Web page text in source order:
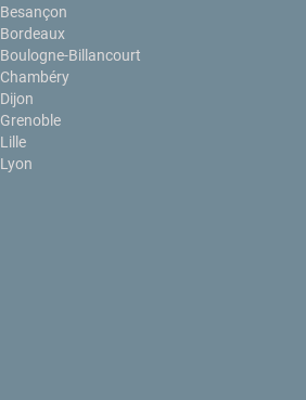
Besançon
Bordeaux
Boulogne-Billancourt
Chambéry
Dijon
Grenoble
Lille
Lyon